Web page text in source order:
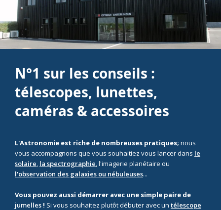
N°1 sur les conseils :
télescopes, lunettes,
caméras & accessoires
L'Astronomie est riche de nombreuses pratiques; nous
vous accompagnons que vous souhaitiez vous lancer dans le
solaire, la spectrographie, l'imagerie planétaire ou
l'observation des galaxies ou nébuleuses...
Vous pouvez aussi démarrer avec une simple paire de
jumelles ! Si vous souhaitez plutôt débuter avec un télescope